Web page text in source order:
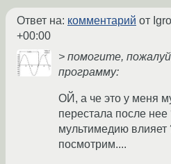
Ответ на: комментарий от
+00:00
> помогите,
программу:
ОЙ, а че это у меня
перестала после нее
мультимедию влияет
посмотрим....